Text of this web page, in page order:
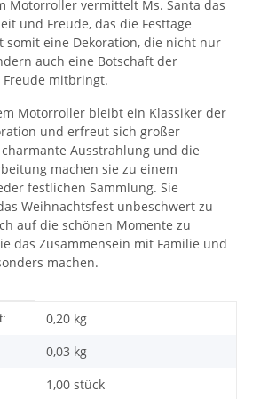
Motorroller vermittelt Ms. Santa das
und Freude, das die Festtage
somit eine Dekoration, die nicht nur
auch eine Botschaft der
mitbringt.
Motorroller bleibt ein Klassiker der
und erfreut sich großer
Ausstrahlung und die
machen sie zu einem
festlichen Sammlung. Sie
Weihnachtsfest unbeschwert zu
auf die schönen Momente zu
das Zusammensein mit Familie und
machen.
0,20 kg
0,03 kg
1,00 stück